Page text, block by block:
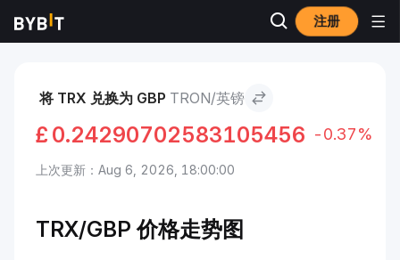
注册
市场 TRON 价格 TRX
将 TRX 兑换为 GBP TRON/英镑
£ 0.24290702583105456 -0.37%
上次更新：Aug 6, 2026, 18:00:00
TRX/GBP 价格走势图